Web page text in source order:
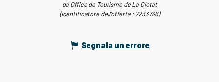
da Office de Tourisme de La Ciotat
(Identificatore dell'offerta : 7233766)
Segnala un errore